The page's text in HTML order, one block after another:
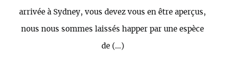
arrivée à Sydney, vous devez vous en être aperçus,
nous nous sommes laissés happer par une espèce
de (…)